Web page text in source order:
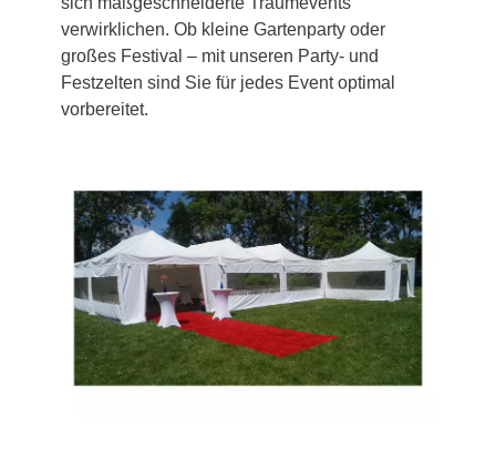
verwirklichen. Ob kleine Gartenparty oder
großes Festival – mit unseren Party- und
Festzelten sind Sie für jedes Event optimal
vorbereitet.